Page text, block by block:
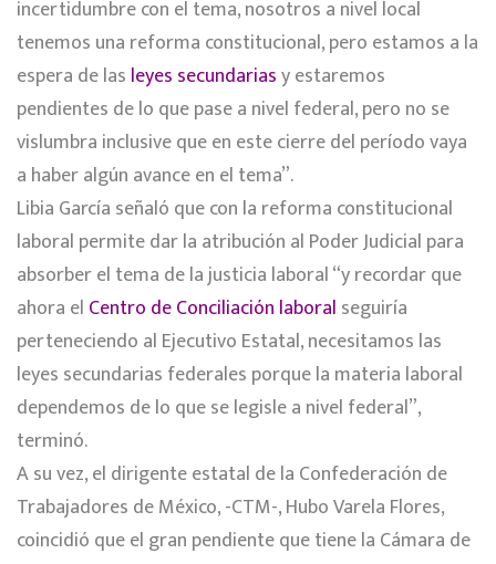
incertidumbre con el tema, nosotros a nivel local
tenemos una reforma constitucional, pero estamos a la
espera de las leyes secundariasy estaremos
pendientes de lo que pase a nivel federal, pero no se
vislumbra inclusive que en este cierre del período vaya
a haber algún avance en el tema”.
Libia García señaló que con la reforma constitucional
laboral permite dar la atribución al Poder Judicial para
absorber el tema de la justicia laboral “y recordar que
ahora el Centro de Conciliación laboral seguiría
perteneciendo al Ejecutivo Estatal, necesitamos las
leyes secundarias federales porque la materia laboral
dependemos de lo que se legisle a nivel federal”,
terminó.
A su vez, el dirigente estatal de la Confederación de
Trabajadores de México, -CTM-, Hubo Varela Flores,
coincidió que el gran pendiente que tiene la Cámara de